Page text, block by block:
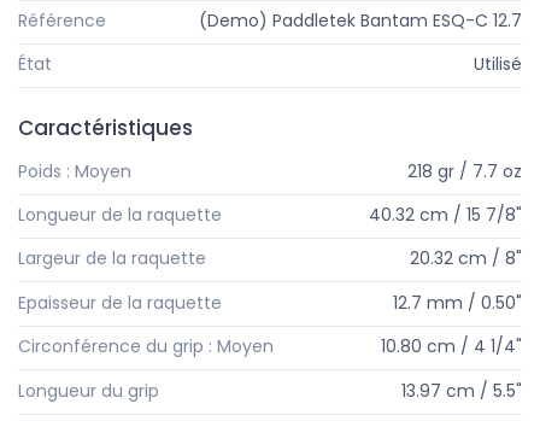
Référence
(Demo) Paddletek Bantam ESQ-C 12.7
État
Utilisé
Caractéristiques
Poids : Moyen
218 gr / 7.7 oz
Longueur de la raquette
40.32 cm / 15 7/8"
Largeur de la raquette
20.32 cm / 8"
Epaisseur de la raquette
12.7 mm / 0.50"
Circonférence du grip : Moyen
10.80 cm / 4 1/4"
Longueur du grip
13.97 cm / 5.5"